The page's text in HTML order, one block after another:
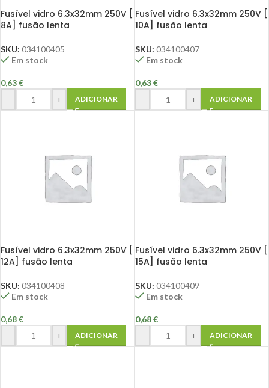
Fusível vidro 6.3x32mm 250V [
8A] fusão lenta
SKU: 034100405
Em stock
0,63€
-
+ ADICIONAR
Fusível vidro 6.3x32mm 250V [
10A] fusão lenta
SKU: 034100407
Em stock
0,63€
-
+ ADICIONAR
Fusível vidro 6.3x32mm 250V [
12A] fusão lenta
SKU: 034100408
Em stock
0,68€
-
+ ADICIONAR
Fusível vidro 6.3x32mm 250V [
15A] fusão lenta
SKU: 034100409
Em stock
0,68€
-
+ ADICIONAR